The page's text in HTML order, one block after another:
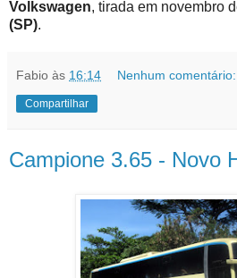
Volkswagen, tirada em novembro
(SP).
Fabio às 16:14 Nenhum comentário:
Compartilhar
Campione 3.65 - Novo